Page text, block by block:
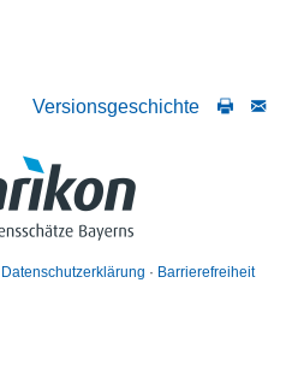
Versionsgeschichte
Datenschutzerklärung Barrierefreiheit